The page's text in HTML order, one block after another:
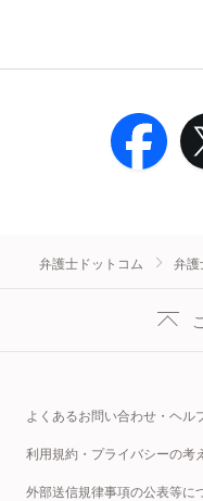
弁護士ドットコム 弁護
よくあるお問い合わせ・ヘル
利用規約・プライバシーの考
外部送信規律事項の公表等に